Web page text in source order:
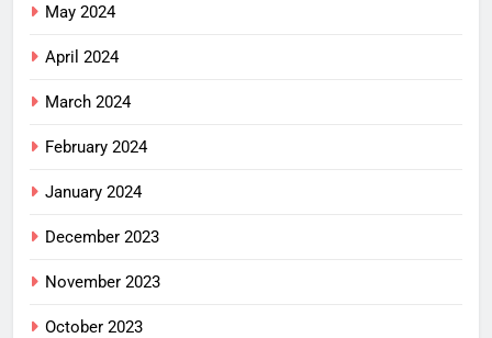
May 2024
April 2024
March 2024
February 2024
January 2024
December 2023
November 2023
October 2023